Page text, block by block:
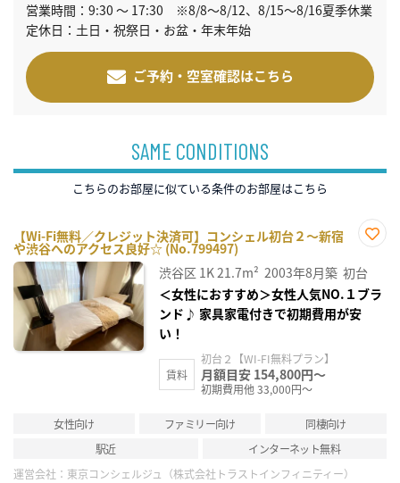
営業時間：9:30 ～ 17:30 ※8/8～8/12、8/15～8/16夏季休業
定休日：土日・祝祭日・お盆・年末年始
ご予約・空室確認はこちら
SAME CONDITIONS
こちらのお部屋に似ている条件のお部屋はこちら
【Wi-Fi無料／クレジット決済可】コンシェル初台２～新宿
や渋谷へのアクセス良好☆ (No.799497)
に入
り登
録
渋谷区 1K21.7m² 2003年8月築 初台
＜女性におすすめ＞女性人気NO.１ブラ
ンド♪ 家具家電付きで初期費用が安
い！
賃料
初台２【WI-FI無料プラン】
月額目安 154,800円～
初期費用他 33,000円～
女性向け ファミリー向け
同棲向け
駅近
インターネット無料
運営会社： 東京コンシェルジュ（株式会社トラストインフィニティー）